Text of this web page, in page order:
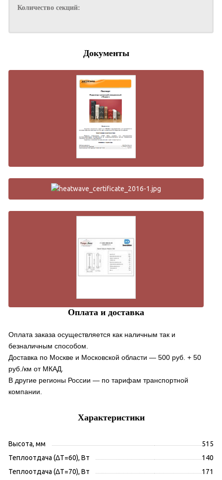
Количество секций:
Документы
Оплата и доставка
Оплата заказа осуществляется как наличным так и
безналичным способом.
Доставка по Москве и Московской области — 500 руб. + 50
руб./км от МКАД.
В другие регионы России — по тарифам транспортной
компании.
Характеристики
Высота, мм
515
Теплоотдача (ΔT=60), Вт
140
Теплоотдача (ΔT=70), Вт
171